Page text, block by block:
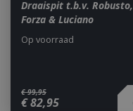
Draaispit t.b.v. Robusto,
Forza & Luciano
€ 99,95
€82,95
Op voorraad